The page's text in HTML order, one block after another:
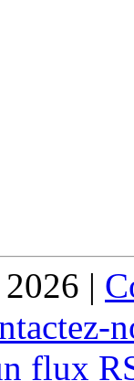
|
flux